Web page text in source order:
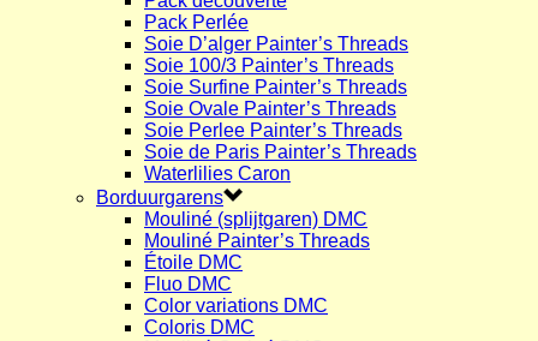
Pack Perlée
Soie D’alger Painter’s Threads
Soie 100/3 Painter’s Threads
Soie Surfine Painter’s Threads
Soie Ovale Painter’s Threads
Soie Perlee Painter’s Threads
Soie de Paris Painter’s Threads
Waterlilies Caron
Borduurgarens
Mouliné (splijtgaren) DMC
Mouliné Painter’s Threads
Étoile DMC
Fluo DMC
Color variations DMC
Coloris DMC